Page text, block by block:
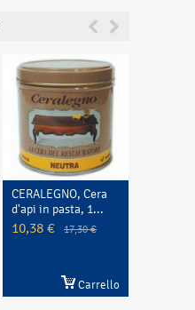
CERALEGNO, Cera
d'api in pasta, 1...
10,38 € 17,30 €
Carrello